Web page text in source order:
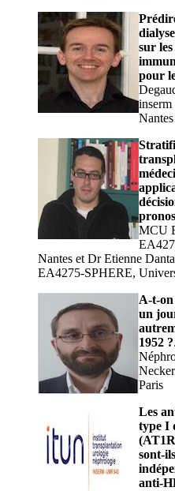
sur
pour
MCU
Nantes et Dr Etienne
EA4275-SPHERE,
A-t-on
un
1952 ?
Paris
Les
type I
sont-
anti-